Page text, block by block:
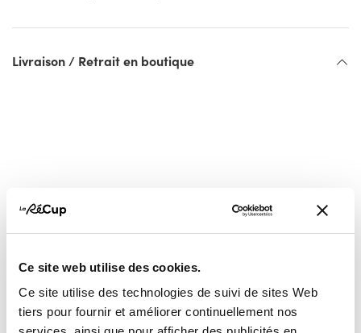
Ce site web utilise des cookies.
Ce site utilise des technologies de suivi de sites Web
tiers pour fournir et améliorer continuellement nos
Livraison / Retrait en boutique
Vous pourriez aussi
aimer...